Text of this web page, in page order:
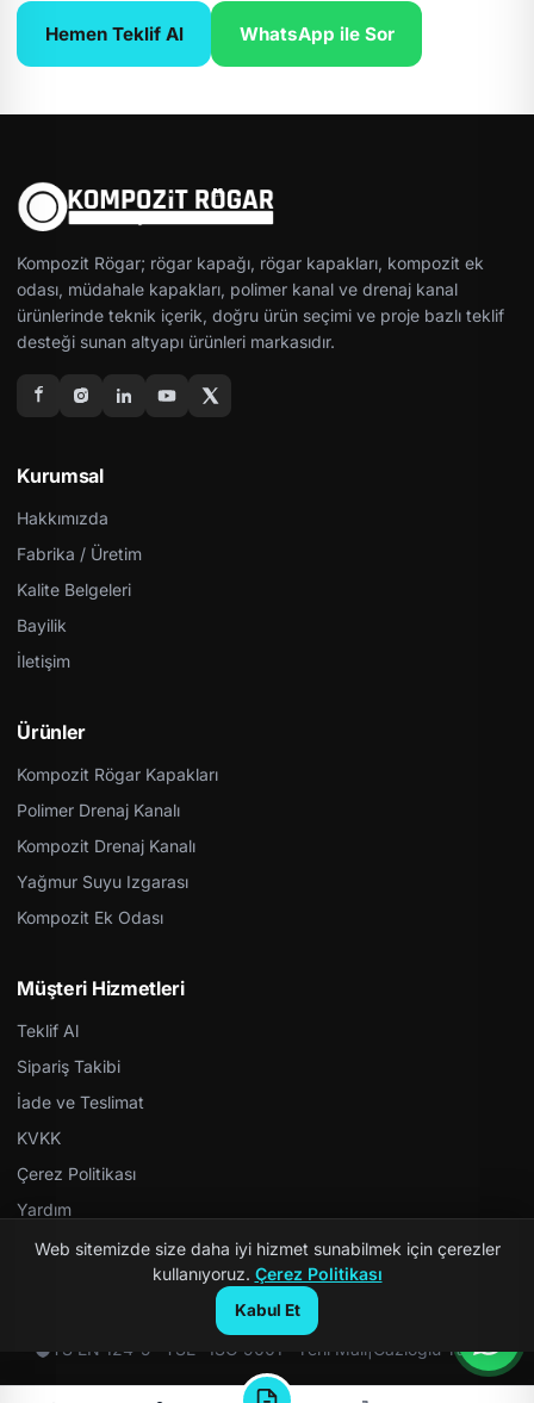
Hemen Teklif Al WhatsApp ile Sor
Kompozit Rögar; rögar kapağı, rögar kapakları, kompozit ek
odası, müdahale kapakları, polimer kanal ve drenaj kanal
ürünlerinde teknik içerik, doğru ürün seçimi ve proje bazlı teklif
desteği sunan altyapı ürünleri markasıdır.
Kurumsal
Hakkımızda
Fabrika / Üretim
Kalite Belgeleri
Bayilik
İletişim
Ürünler
Kompozit Rögar Kapakları
Polimer Drenaj Kanalı
Kompozit Drenaj Kanalı
Yağmur Suyu Izgarası
Kompozit Ek Odası
Müşteri Hizmetleri
Teklif Al
Sipariş Takibi
İade ve Teslimat
KVKK
Çerez Politikası
Yardım
© 2026 Kompozit Rögar. Tüm hakları saklıdır.
TS EN 124-5 · TSE · ISO 9001 · Yerli Malı|Gazioğlu Yazılım
Web sitemizde size daha iyi hizmet sunabilmek için çerezler
kullanıyoruz. Çerez Politikası
Kabul Et